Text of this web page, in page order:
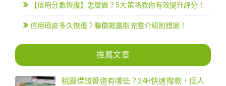
【信用分數恢復】怎麼做？5大策略教你有效提升評分！
信用瑕疵多久恢復？聯徵揭露期完整介紹別錯過！
推薦文章
桃園借錢管道有哪些？24H快速撥款，個人